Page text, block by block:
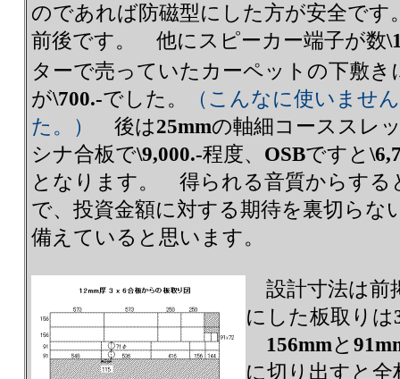
のであれば防磁型にした方が安全で
前後です。 他にスピーカー端子が数
ターで売っていたカーペットの下敷
が\700.-でした。
（こんなに使いませ
た。）
後は25mmの軸細コースス
シナ合板で\9,000.-程度、 OSBですと
となります。 得られる音質からする
で、投資金額に対する期待を裏切らな
備えていると思います。
設計寸法は前
にした板取りは
156mmと
に切り出すと